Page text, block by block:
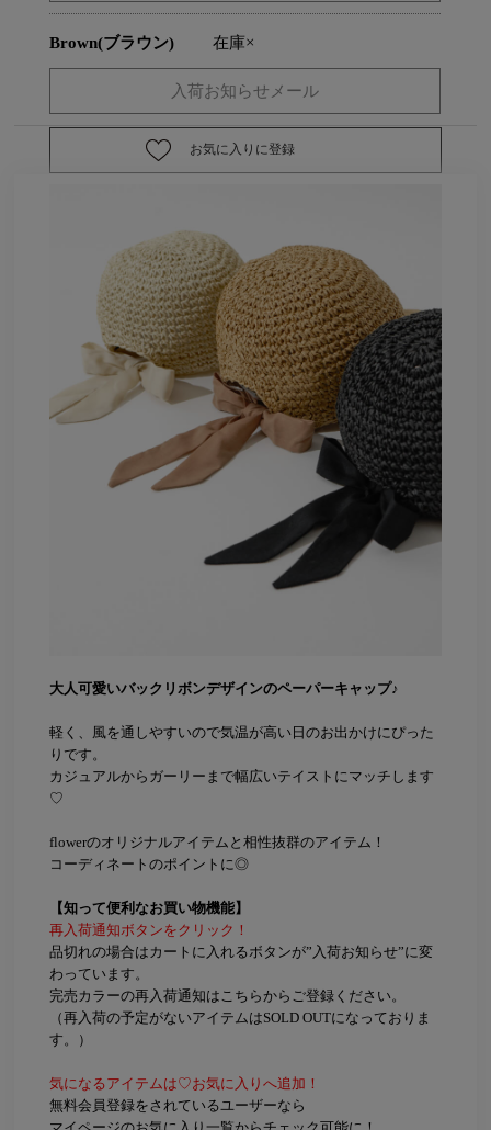
Brown(ブラウン) 在庫×
お気に入りに登録
大人可愛いバックリボンデザインのペーパーキャップ♪
軽く、風を通しやすいので気温が高い日のお出かけにぴった
りです。
カジュアルからガーリーまで幅広いテイストにマッチします
♡
flowerのオリジナルアイテムと相性抜群のアイテム！
コーディネートのポイントに◎
【知って便利なお買い物機能】
再入荷通知ボタンをクリック！
品切れの場合はカートに入れるボタンが”入荷お知らせ”に変
わっています。
完売カラーの再入荷通知はこちらからご登録ください。
（再入荷の予定がないアイテムはSOLD OUTになっておりま
す。）
気になるアイテムは♡お気に入りへ追加！
無料会員登録をされているユーザーなら